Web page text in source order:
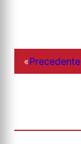
«Precedente